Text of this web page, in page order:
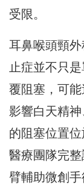
受限。
耳鼻喉頭頸
止症並不只
覆阻塞，可
影響白天精
的阻塞位置
醫療團隊完
臂輔助微創